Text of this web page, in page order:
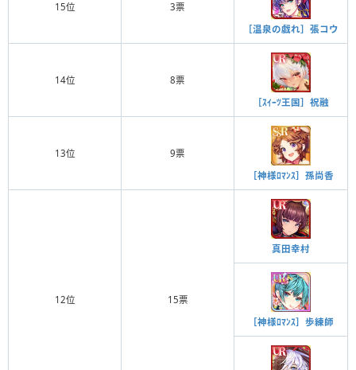
15位
3票
［温泉の戯れ］張コウ
14位
8票
［ｽｲｰﾂ王国］祝融
13位
9票
［神様ﾛﾏﾝｽ］孫尚香
12位 15票
真田幸村
［神様ﾛﾏﾝｽ］歩練師